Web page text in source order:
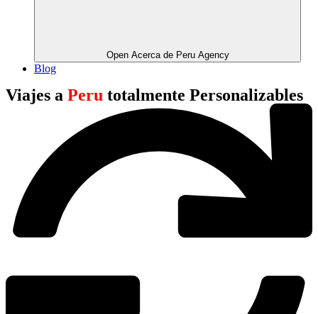
Open Acerca de Peru Agency
Blog
Viajes a Peru totalmente Personalizables